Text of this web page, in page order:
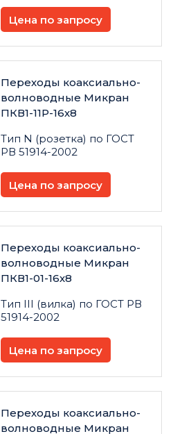
Цена по запросу
Переходы коаксиально-
волноводные Микран
ПКВ1-11Р-16х8
Тип N (розетка) по ГОСТ
РВ 51914-2002
Цена по запросу
Переходы коаксиально-
волноводные Микран
ПКВ1-01-16х8
Тип III (вилка) по ГОСТ РВ
51914-2002
Цена по запросу
Переходы коаксиально-
волноводные Микран